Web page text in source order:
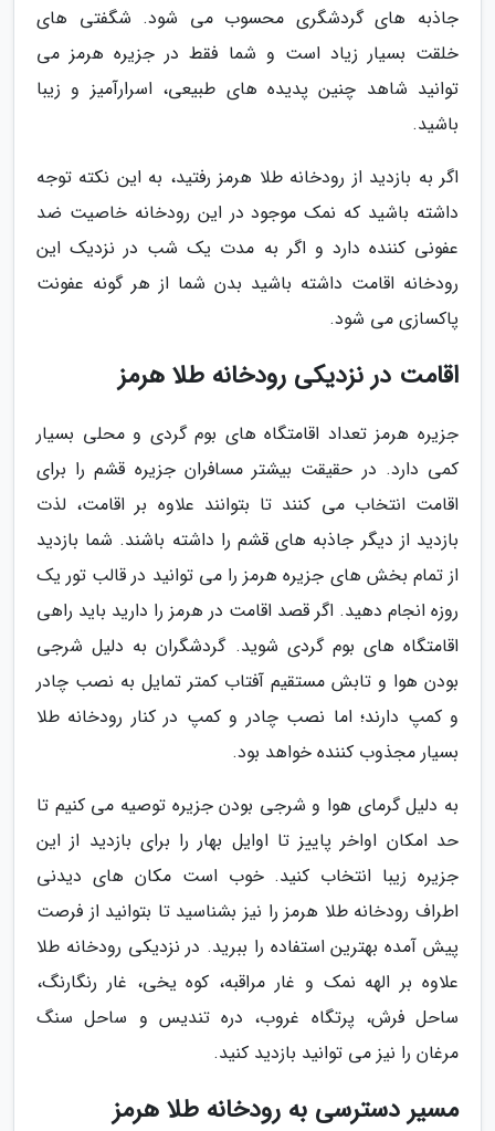
جاذبه های گردشگری محسوب می شود. شگفتی های
خلقت بسیار زیاد است و شما فقط در جزیره هرمز می
توانید شاهد چنین پدیده های طبیعی، اسرارآمیز و زیبا
باشید.
اگر به بازدید از رودخانه طلا هرمز رفتید، به این نکته توجه
داشته باشید که نمک موجود در این رودخانه خاصیت ضد
عفونی کننده دارد و اگر به مدت یک شب در نزدیک این
رودخانه اقامت داشته باشید بدن شما از هر گونه عفونت
پاکسازی می شود.
اقامت در نزدیکی رودخانه طلا هرمز
جزیره هرمز تعداد اقامتگاه های بوم گردی و محلی بسیار
کمی دارد. در حقیقت بیشتر مسافران جزیره قشم را برای
اقامت انتخاب می کنند تا بتوانند علاوه بر اقامت، لذت
بازدید از دیگر جاذبه های قشم را داشته باشند. شما بازدید
از تمام بخش های جزیره هرمز را می توانید در قالب تور یک
روزه انجام دهید. اگر قصد اقامت در هرمز را دارید باید راهی
اقامتگاه های بوم گردی شوید. گردشگران به دلیل شرجی
بودن هوا و تابش مستقیم آفتاب کمتر تمایل به نصب چادر
و کمپ دارند؛ اما نصب چادر و کمپ در کنار رودخانه طلا
بسیار مجذوب کننده خواهد بود.
به دلیل گرمای هوا و شرجی بودن جزیره توصیه می کنیم تا
حد امکان اواخر پاییز تا اوایل بهار را برای بازدید از این
جزیره زیبا انتخاب کنید. خوب است مکان های دیدنی
اطراف رودخانه طلا هرمز را نیز بشناسید تا بتوانید از فرصت
پیش آمده بهترین استفاده را ببرید. در نزدیکی رودخانه طلا
علاوه بر الهه نمک و غار مراقبه، کوه یخی، غار رنگارنگ،
ساحل فرش، پرتگاه غروب، دره تندیس و ساحل سنگ
مرغان را نیز می توانید بازدید کنید.
مسیر دسترسی به رودخانه طلا هرمز